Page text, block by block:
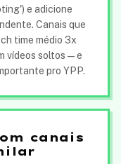
e adicione
Canais que
time médio 3x
vídeos soltos — e
pro YPP.
canais